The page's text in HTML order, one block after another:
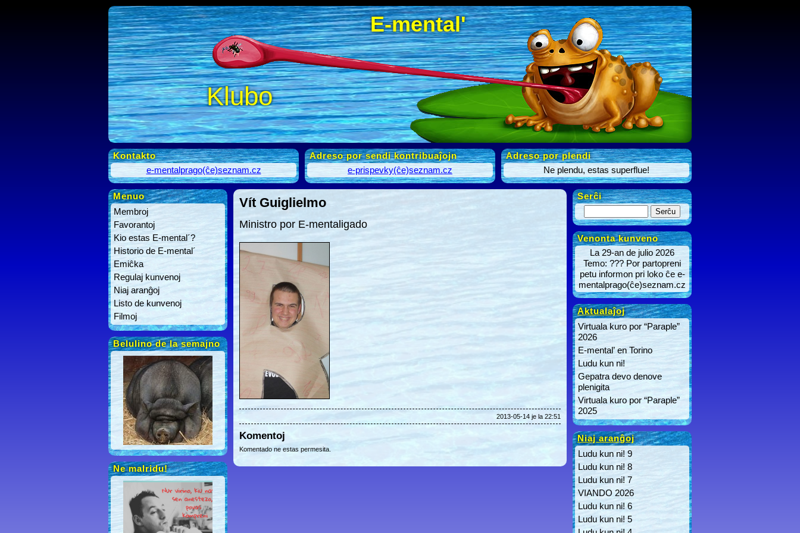
E-mental'
Klubo
Kontakto
e-mentalprago(ĉe)seznam.cz
Adreso por sendi kontribuaĵojn
e-prispevky(ĉe)seznam.cz
Adreso por plendi
Ne plendu, estas superflue!
Menuo
Membroj
Favorantoj
Kio estas E-mental´?
Historio de E-mental´
Emiĉka
Regulaj kunvenoj
Niaj aranĝoj
Listo de kunvenoj
Filmoj
Belulino de la semajno
Ne malridu!
Vít Guiglielmo
Ministro por E-mentaligado
2013-05-14 je la 22:51
Komentoj
Komentado ne estas permesita.
Serĉi
Venonta kunveno
La 29-an de julio 2026
Temo: ??? Por partopreni
petu informon pri loko ĉe e-
mentalprago(ĉe)seznam.cz
Aktualaĵoj
Virtuala kuro por “Paraple”
2026
E-mental’ en Torino
Ludu kun ni!
Gepatra devo denove
plenigita
Virtuala kuro por “Paraple”
2025
Niaj aranĝoj
Ludu kun ni! 9
Ludu kun ni! 8
Ludu kun ni! 7
VIANDO 2026
Ludu kun ni! 6
Ludu kun ni! 5